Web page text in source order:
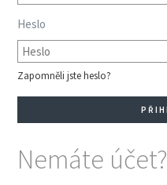
Heslo
Zapomněli jste heslo?
Nemáte účet?